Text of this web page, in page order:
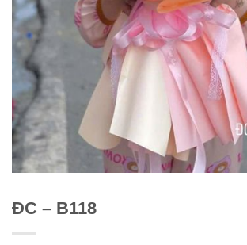
ĐC – B118